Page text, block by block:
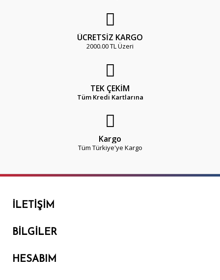
ÜCRETSİZ KARGO
2000.00 TL Üzeri
TEK ÇEKİM
Tüm Kredi Kartlarına
Kargo
Tüm Türkiye'ye Kargo
İLETIŞIM
BILGILER
HESABIM